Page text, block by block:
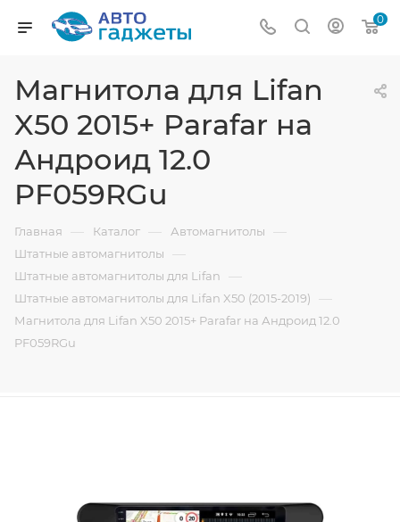
0
Магнитола для Lifan
X50 2015+ Parafar на
Андроид 12.0
PF059RGu
Главная — Каталог — Автомагнитолы —
Штатные автомагнитолы —
Штатные автомагнитолы для Lifan —
Штатные автомагнитолы для Lifan X50 (2015-2019) —
Магнитола для Lifan X50 2015+ Parafar на Андроид 12.0
PF059RGu